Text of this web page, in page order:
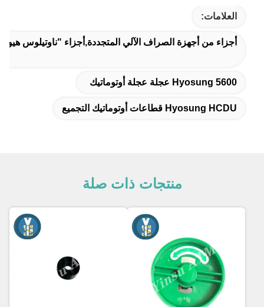
العلامات:
أجزاء من أجهزة الصراف الآلي المتجددة,أجزاء "ناوتيلوس
Hyosung 5600 عجلة عجلة أوتوماتيك
Hyosung HCDU قطاعات أوتوماتيك التجميع
منتجات ذات صلة